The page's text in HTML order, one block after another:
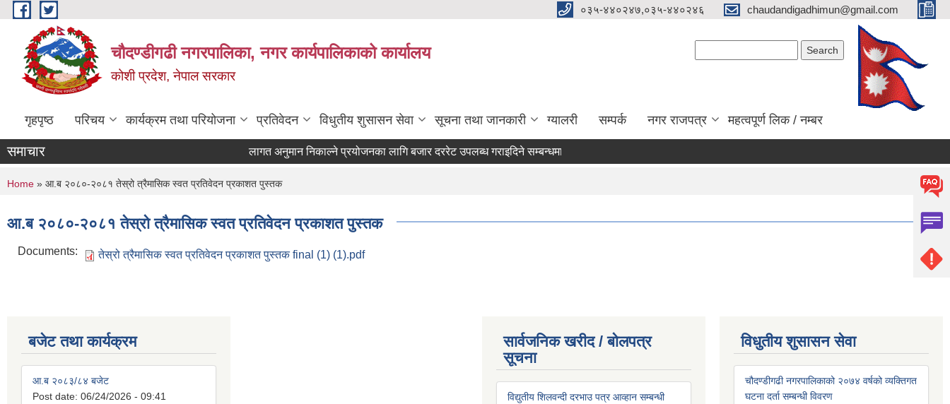
Skip to main content ०३५-४४०२४७,०३५-४४०२४६ chaudandigadhimun@gmail.com
चौदण्डीगढी नगरपालिका, नगर कार्यपालिकाको कार्यालय
कोशी प्रदेश, नेपाल सरकार
गृहपृष्ठ परिचय कार्यक्रम तथा परियोजना प्रतिवेदन विधुतीय शुसासन सेवा सूचना तथा जानकारी ग्यालरी सम्पर्क नगर राजपत्र महत्वपूर्ण लिक / नम्बर
समाचार लागत अनुमान निकाल्ने प्रयोजनका लागि बजार दररेट उपलब्ध गराइदिने सम्बन्धमा ।
You are here
Home » आ.ब २०८०-२०८१ तेस्रो त्रैमासिक स्वत प्रतिवेदन प्रकाशत पुस्तक
आ.ब २०८०-२०८१ तेस्रो त्रैमासिक स्वत प्रतिवेदन प्रकाशत पुस्तक
Documents: तेस्रो त्रैमासिक स्वत प्रतिवेदन प्रकाशत पुस्तक final (1) (1).pdf
बजेट तथा कार्यक्रम
आ.ब २०८३/८४ बजेट
Post date: 06/24/2026 - 09:41
सार्वजनिक खरीद / बोलपत्र
सूचना
विद्युतीय शिलवन्दी दरभाउ पत्र आव्हान सम्बन्धी
विधुतीय शुसासन सेवा
चौदण्डीगढी नगरपालिकाको २०७४ वर्षको व्यक्तिगत
घटना दर्ता सम्बन्धी विवरण